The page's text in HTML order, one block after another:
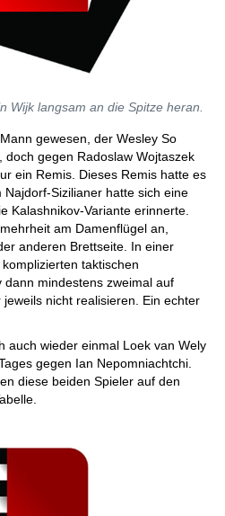
Wijk langsam an die Spitze heran.
gewesen, der Wesley So
gegen Radoslaw Wojtaszek
ein Remis. Dieses Remis hatte es
Sizilianer hatte sich eine
Kalashnikov-Variante erinnerte.
am Damenflügel an,
anderen Brettseite. In einer
taktischen
mindestens zweimal auf
nicht realisieren. Ein echter
auch wieder einmal Loek van Wely
gegen Ian Nepomniachtchi.
diese beiden Spieler auf den